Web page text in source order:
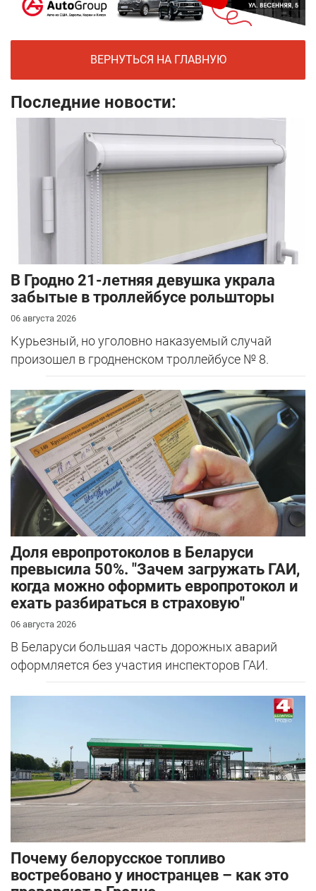
ВЕРНУТЬСЯ НА ГЛАВНУЮ
Последние новости:
В Гродно 21-летняя девушка украла
забытые в троллейбусе рольшторы
06 августа 2026
Курьезный, но уголовно наказуемый случай
произошел в гродненском троллейбусе № 8.
Доля европротоколов в Беларуси
превысила 50%. "Зачем загружать ГАИ,
когда можно оформить европротокол и
ехать разбираться в страховую"
06 августа 2026
В Беларуси большая часть дорожных аварий
оформляется без участия инспекторов ГАИ.
Почему белорусское топливо
востребовано у иностранцев – как это